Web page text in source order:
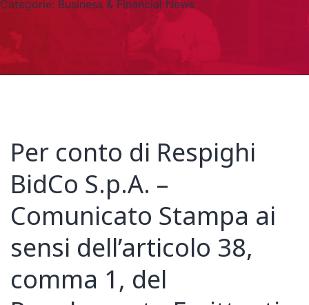
Categorie: Business & Financial News
Per conto di Respighi
BidCo S.p.A. –
Comunicato Stampa ai
sensi dell’articolo 38,
comma 1, del